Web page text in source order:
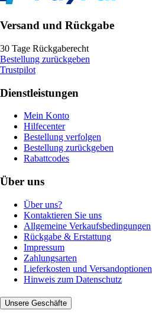
Versand und Rückgabe
30 Tage Rückgaberecht
Bestellung zurückgeben
Trustpilot
Dienstleistungen
Mein Konto
Hilfecenter
Bestellung verfolgen
Bestellung zurückgeben
Rabattcodes
Über uns
Über uns?
Kontaktieren Sie uns
Allgemeine Verkaufsbedingungen
Rückgabe & Erstattung
Impressum
Zahlungsarten
Lieferkosten und Versandoptionen
Hinweis zum Datenschutz
Unsere Geschäfte